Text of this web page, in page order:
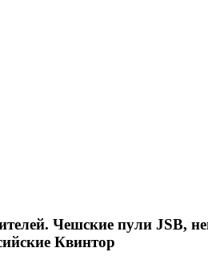
Чешские пули JSB,
Квинтор